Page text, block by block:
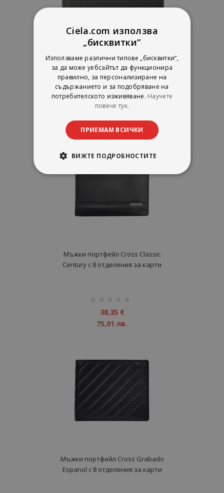
Mъжки портфейл Cross Classic
Century с монетник
рейтинг:
1% 40,39 €
79,00 лв.
Мъжки портфейл Cross Classic
Century с 8 отделения за карти
38,35 €
75,01 лв.
Мъжки портфейл Cross Grabado
Espanol с 8 отделения за карти
Ciela.com използва
„бисквитки“
Използваме различни типове „бисквитки“,
за да може уебсайтът да функционира
правилно, за персонализиране на
съдържанието и за подобряване на
потребителското изживяване. Научете
повече тук.
ПРИЕМАМ ВСИЧКИ
ВИЖТЕ ПОДРОБНОСТИТЕ